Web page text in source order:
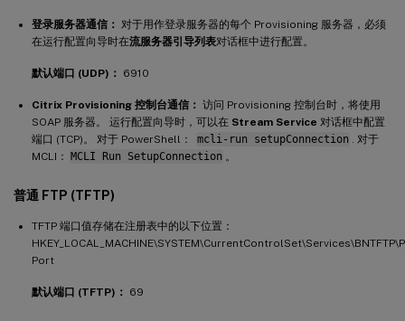
登录服务器通信：
对于用作登录服务器的每个 Provisioning 服务器，必须
在运行配置向导时在流服务器引导列表对话框中进行配置。
默认端口 (UDP)： 6910
Citrix Provisioning 控制台通信： 访问 Provisioning 控制台时，将使用
SOAP 服务器。 运行配置向导时，可以在 Stream Service 对话框中配置
端口 (TCP)。 对于 PowerShell：
mcli-run setupConnection
. 对于
MCLI： MCLI Run SetupConnection 。
普通 FTP (TFTP)
TFTP 端口值存储在注册表中的以下位置：
Port
默认端口 (TFTP)： 69